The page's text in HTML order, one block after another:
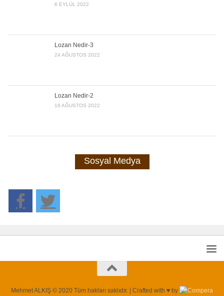
6 EYLÜL 2022
Lozan Nedir-3
24 AĞUSTOS 2022
Lozan Nedir-2
18 AĞUSTOS 2022
Sosyal Medya
Mehmet ALKIŞ © 2020 Tüm hakları saklıdır. | Crafted with ♥ by